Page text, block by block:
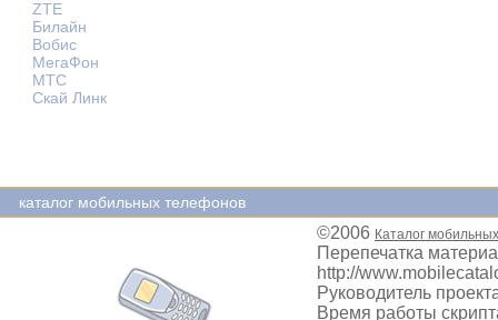
ZTE
Билайн
Вобис
МегаФон
МТС
Скай Линк
каталог мобильных телефонов
©2006 Каталог
Перепечатка
http://
Руководитель
Время работы